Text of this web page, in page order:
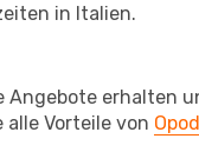
in Italien.
erhalten
alle Vorteile von